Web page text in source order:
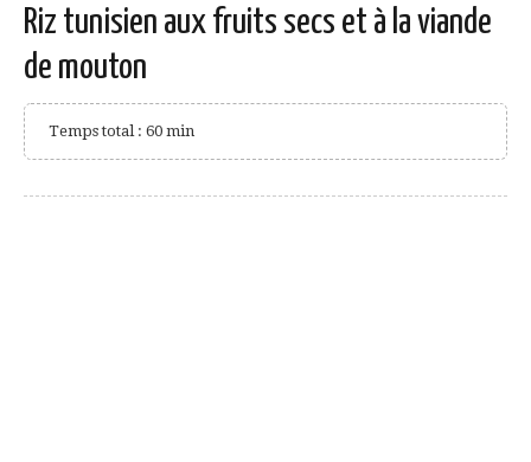
Riz tunisien aux fruits secs et à la viande
de mouton
Temps total : 60 min